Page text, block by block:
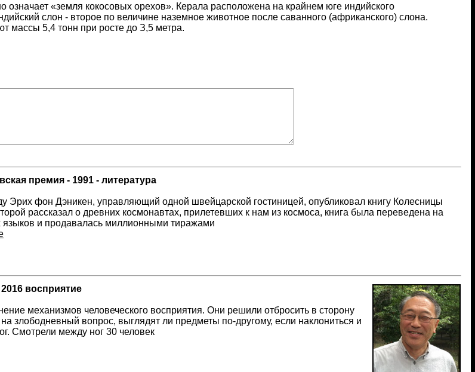
означает «земля кокосовых орехов». Керала расположена на крайнем юге индийского
слон - второе по величине наземное животное после саванного (африканского) слона.
массы 5,4 тонн при росте до З,5 метра.
премия - 1991 - литература
Эрих фон Дэникен, управляющий одной швейцарской гостиницей, опубликовал книгу Колесницы
рассказал о древних космонавтах, прилетевших к нам из космоса, книга была переведена на
языков и продавалась миллионными тиражами
восприятие
механизмов человеческого восприятия. Они решили отбросить в сторону
на злободневный вопрос, выглядят ли предметы по-другому, если наклониться и
Смотрели между ног 30 человек